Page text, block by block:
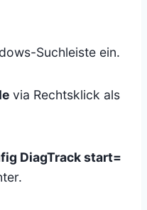
Suchleiste ein.
via Rechtsklick als
DiagTrack start=